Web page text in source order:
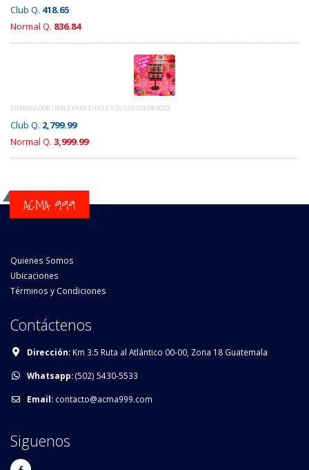
Club Q. 418.65
Normal Q. 836.84
DISPENSADOR TRIPLE PARA CHICLE Y DULCE COLOR ROJO
Club Q. 2,799.99
Normal Q. 3,999.99
ACMA 999
Quienes Somos
Ubicaciones
Términos y Condiciones
Contáctenos
Dirección: Km 3.5 Ruta al Atlántico 00-00, Zona 18 Guatemala
Whatsapp:(502) 5430-5533
Email: contacto@acma999.com
Siguenos